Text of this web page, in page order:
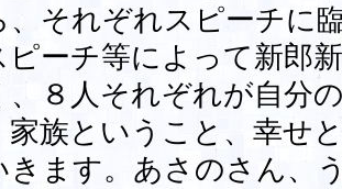
、それぞれスピーチに
ーチ等によって新郎
、８人それぞれが自分
家族ということ、幸せ
きます。あさのさん、